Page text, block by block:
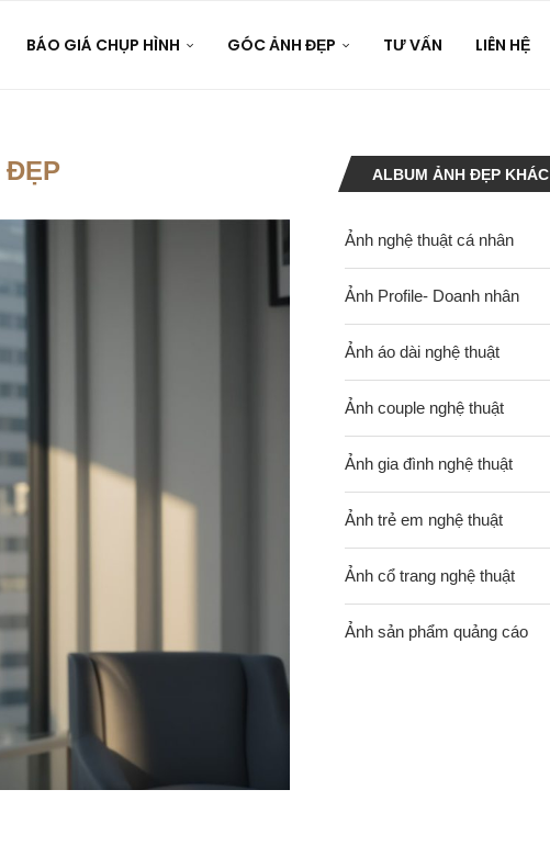
BÁO GIÁ CHỤP HÌNH GÓC ẢNH ĐẸP TƯ VẤN LIÊN HỆ
ĐẸP ALBUM ẢNH ĐẸP KHÁC
Ảnh nghệ thuật cá nhân
Ảnh Profile- Doanh nhân
Ảnh áo dài nghệ thuật
Ảnh couple nghệ thuật
Ảnh gia đình nghệ thuật
Ảnh trẻ em nghệ thuật
Ảnh cổ trang nghệ thuật
Ảnh sản phẩm quảng cáo